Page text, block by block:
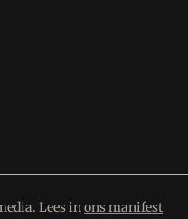
Lees inons manifest